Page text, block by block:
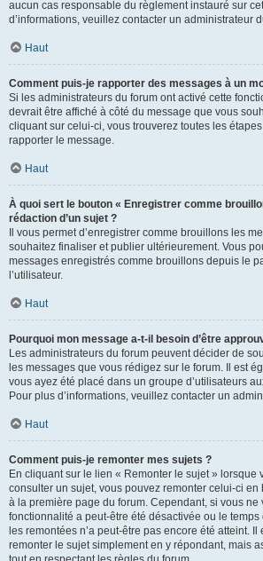
aucun cas responsable du règlement instauré sur
d’informations, veuillez contacter un administrateur
Haut
Comment puis-je rapporter des messages à un
Si les administrateurs du forum ont activé cette
devrait être affiché à côté du message que vous
cliquant sur celui-ci, vous trouverez toutes les
rapporter le message.
Haut
À quoi sert le bouton « Enregistrer comme
rédaction d’un sujet ?
Il vous permet d’enregistrer comme brouillons les
souhaitez finaliser et publier ultérieurement. Vous
messages enregistrés comme brouillons depuis le
l’utilisateur.
Haut
Pourquoi mon message a-t-il besoin d’être
Les administrateurs du forum peuvent décider de
les messages que vous rédigez sur le forum. Il est
vous ayez été placé dans un groupe d’utilisateurs
Pour plus d’informations, veuillez contacter un
Haut
Comment puis-je remonter mes sujets ?
En cliquant sur le lien « Remonter le sujet » lorsque
consulter un sujet, vous pouvez remonter celui-ci en
à la première page du forum. Cependant, si vous ne
fonctionnalité a peut-être été désactivée ou le temps
les remontées n’a peut-être pas encore été atteint.
remonter le sujet simplement en y répondant, mais